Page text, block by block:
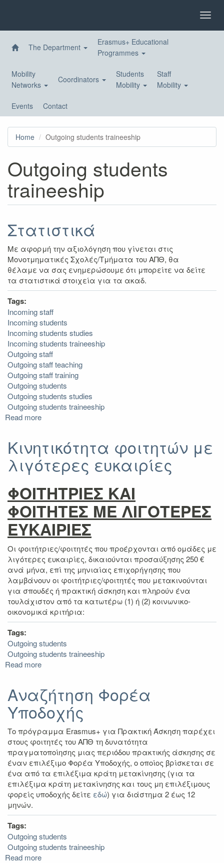
The Department
Erasmus+ Educational
Programmes
Mobility
Networks
Coordinators
Students
Mobility
Staff
Mobility
Events Contact
Home Outgoing students traineeship
Outgoing students
traineeship
Στατιστικά
Με αφορμή την αξιολόγηση που γίνεται στις
Μονοτμηματικές Σχολές/Τμήματα του ΑΠΘ, θα
θέλαμε να σας ενημερώσουμε ότι μπορείτε να δείτε
τα στατιστικά στοιχεία για τα ακαδ.
Tags:
Incoming staff
Incoming students
Incoming students studies
Incoming students traineeship
Outgoing staff
Outgoing staff teaching
Outgoing staff training
Outgoing students
Outgoing students studies
Outgoing students traineeship
Read more
Κινητικότητα φοιτητών με
λιγότερες ευκαιρίες
ΦΟΙΤΗΤΡΙΕΣ ΚΑΙ
ΦΟΙΤΗΤΕΣ ΜΕ ΛΙΓΟΤΕΡΕΣ
ΕΥΚΑΙΡΙΕΣ
Οι φοιτήτριες/φοιτητές που προέρχονται από ομάδες με
λιγότερες ευκαιρίες, δικαιούνται προσαύξησης 250 €
ανά μήνα, επί της μηνιαίας επιχορήγησης που
λαμβάνουν οι φοιτήτριες/φοιτητές που μετακινούνται
για σπουδές ή πρακτική άσκηση και πληρούν ένα
τουλάχιστον από τα κατωτέρω (1) ή (2) κοινωνικο-
οικονομικά κριτήρια:
Tags:
Outgoing students
Outgoing students traineeship
Read more
με
λιγότερες
ευκαιρίες
Αναζήτηση Φορέα
Υποδοχής
Το πρόγραμμα Erasmus+ για Πρακτική Άσκηση παρέχει
στους φοιτητές του ΑΠΘ τη δυνατότητα
πραγματοποίησης μιας περιόδου πρακτικής άσκησης σε
έναν επιλέξιμο Φορέα Υποδοχής, ο οποίος βρίσκεται σε
ένα από τα επιλέξιμα κράτη μετακίνησης (για τα
επιλέξιμα κράτη μετακίνησης και τους μη επιλέξιμους
φορείς υποδοχής δείτε εδώ) για διάστημα 2 έως 12
μηνών.
Tags:
Outgoing students
Outgoing students traineeship
Read more